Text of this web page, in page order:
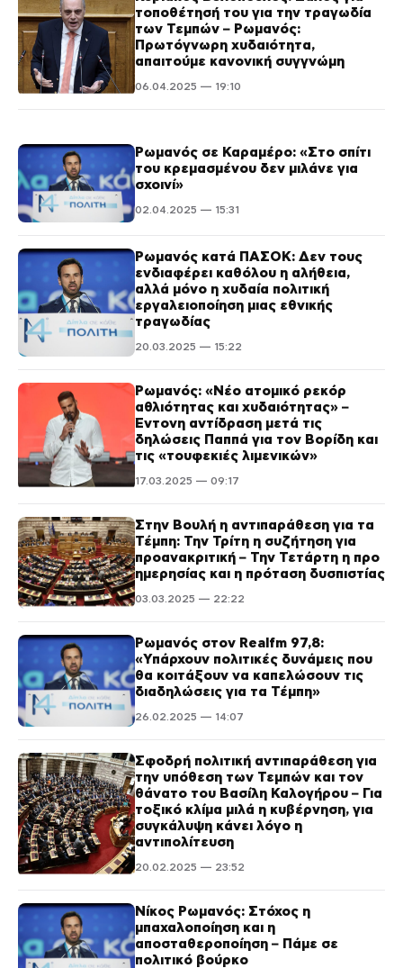
τοποθέτησή του για την τραγωδία
των Τεμπών – Ρωμανός:
Πρωτόγνωρη χυδαιότητα,
απαιτούμε κανονική συγγνώμη
06.04.2025 — 19:10
Ρωμανός σε Καραμέρο: «Στο σπίτι
του κρεμασμένου δεν μιλάνε για
σχοινί»
02.04.2025 — 15:31
Ρωμανός κατά ΠΑΣΟΚ: Δεν τους
ενδιαφέρει καθόλου η αλήθεια,
αλλά μόνο η χυδαία πολιτική
εργαλειοποίηση μιας εθνικής
τραγωδίας
20.03.2025 — 15:22
Ρωμανός: «Νέο ατομικό ρεκόρ
αθλιότητας και χυδαιότητας» –
Έντονη αντίδραση μετά τις
δηλώσεις Παππά για τον Βορίδη και
τις «τουφεκιές λιμενικών»
17.03.2025 — 09:17
Στην Βουλή η αντιπαράθεση για τα
Τέμπη: Την Τρίτη η συζήτηση για
προανακριτική – Την Τετάρτη η προ
ημερησίας και η πρόταση δυσπιστίας
03.03.2025 — 22:22
Ρωμανός στον Realfm 97,8:
«Υπάρχουν πολιτικές δυνάμεις που
θα κοιτάξουν να καπελώσουν τις
διαδηλώσεις για τα Τέμπη»
26.02.2025 — 14:07
Σφοδρή πολιτική αντιπαράθεση για
την υπόθεση των Τεμπών και τον
θάνατο του Βασίλη Καλογήρου – Για
τοξικό κλίμα μιλά η κυβέρνηση, για
συγκάλυψη κάνει λόγο η
αντιπολίτευση
20.02.2025 — 23:52
Νίκος Ρωμανός: Στόχος η
μπαχαλοποίηση και η
αποσταθεροποίηση – Πάμε σε
πολιτικό βούρκο